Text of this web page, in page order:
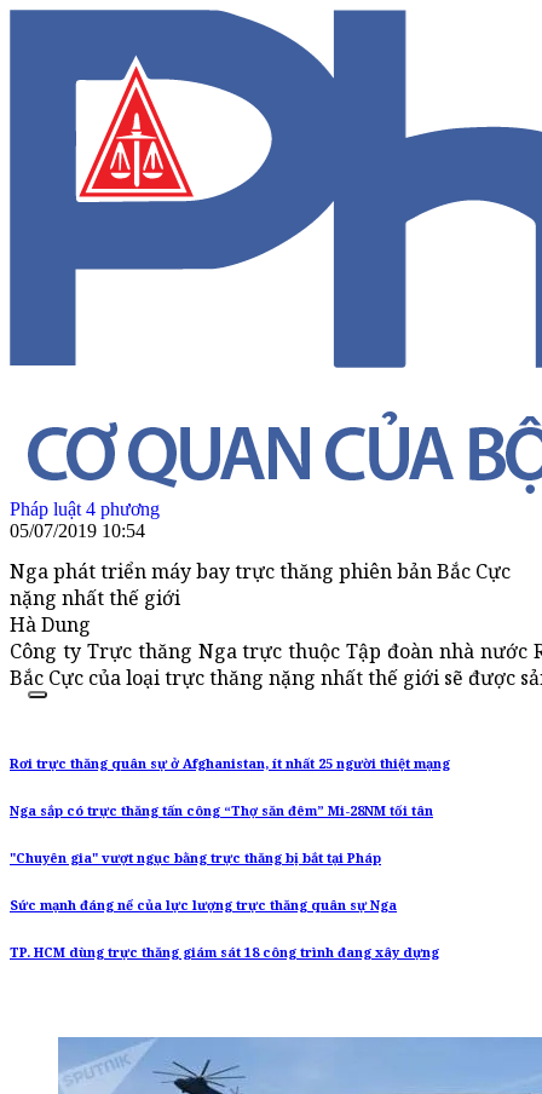
Pháp luật 4 phương
05/07/2019 10:54
Nga phát triển máy bay trực thăng phiên bản Bắc Cực
nặng nhất thế giới
Hà Dung
Công ty Trực thăng Nga trực thuộc Tập đoàn nhà nước
Bắc Cực của loại trực thăng nặng nhất thế giới sẽ được
Rơi trực thăng quân sự ở Afghanistan, ít nhất 25 người thiệt mạng
Nga sắp có trực thăng tấn công “Thợ săn đêm” Mi-28NM tối tân
"Chuyên gia" vượt ngục bằng trực thăng bị bắt tại Pháp
Sức mạnh đáng nể của lực lượng trực thăng quân sự Nga
TP. HCM dùng trực thăng giám sát 18 công trình đang xây dựng